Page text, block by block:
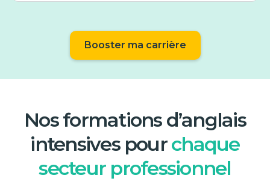
learning sur une plateforme pédagogique, des
cours collaboratifs, et des conférences.
permet un apprentissage efficace de la langue
Booster ma carrière
Nos formations d’anglais
intensives pourchaque
secteur professionnel